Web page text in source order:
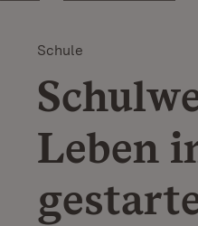
Schule
Leben